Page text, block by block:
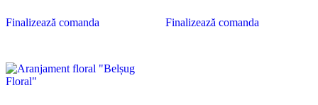
Finalizează comanda Finalizează comanda